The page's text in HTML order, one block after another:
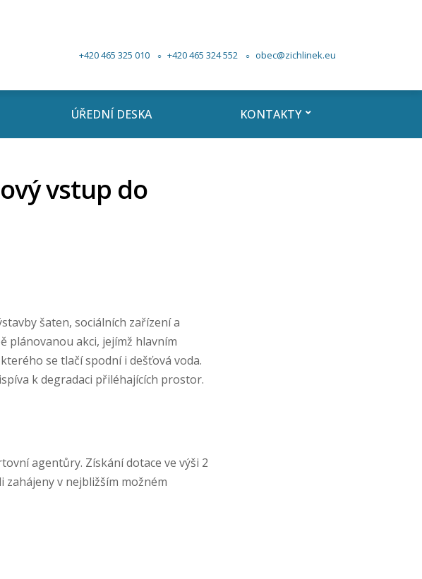
+420 465 325 010 +420 465 324 552 obec@zichlinek.eu
ÚŘEDNÍ DESKA KONTAKTY
vstup do
šaten, sociálních zařízení a
plánovanou akci, jejímž hlavním
se tlačí spodní i dešťová voda.
k degradaci přiléhajících prostor.
agentůry. Získání dotace ve výši 2
zahájeny v nejbližším možném